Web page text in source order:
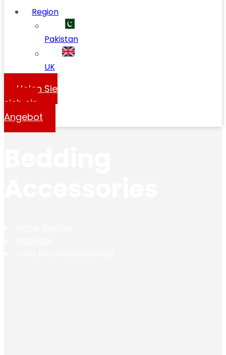
Region
Pakistan
UK
Holen Sie
sich ein
Angebot